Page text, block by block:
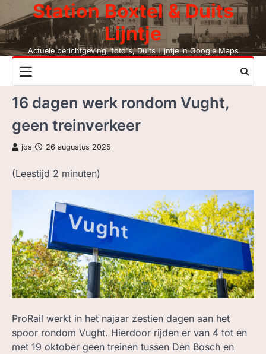
Skip
to
content
Station Boxtel & Duits
Lijntje
Actuele berichtgeving, foto's, Duits Lijntje in Google Maps
DUITS LIJNTJE
STATION BOXTEL
ZOEK, NIET BC
LEZEN BC, JAAR
ZOEK, IN BC
16 dagen werk rondom Vught,
geen treinverkeer
jos 26 augustus 2025
(Leestijd 2 minuten)
ProRail werkt in het najaar zestien dagen aan het
spoor rondom Vught. Hierdoor rijden er van 4 tot en
met 19 oktober geen treinen tussen Den Bosch en